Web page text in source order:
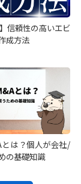
信頼性の高いエビ
成方法
は？個人が会社/
の基礎知識